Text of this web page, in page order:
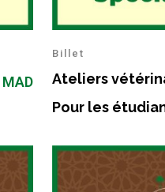
MAD
Billet
Ateliers
Pour les